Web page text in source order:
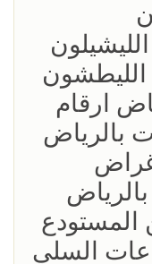
الليطشون
ارقام
بالرياض
الاغراض
المستودع
السلي